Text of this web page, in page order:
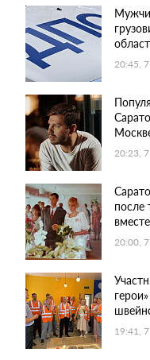
20:45,
20:23,
после
20:00,
19:41,